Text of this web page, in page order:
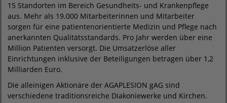
15 Standorten im Bereich Gesundheits- und Krankenpflege
aus. Mehr als 19.000 Mitarbeiterinnen und Mitarbeiter
sorgen für eine patientenorientierte Medizin und Pflege nach
anerkannten Qualitätsstandards. Pro Jahr werden über eine
Million Patienten versorgt. Die Umsatzerlöse aller
Einrichtungen inklusive der Beteiligungen betragen über 1,2
Milliarden Euro.
Die alleinigen Aktionäre der AGAPLESION gAG sind
verschiedene traditionsreiche Diakoniewerke und Kirchen.